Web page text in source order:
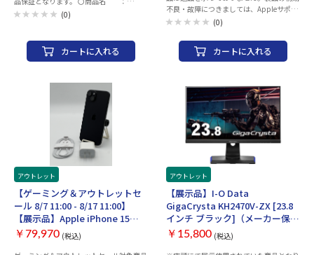
ァーを備えた、原音に忠実な6スピーカー
マイクアレイ キーボード Touch ID搭載
Magic Keyboard 発表時期(モデル) 2021年
143W電源アダプタ、電源コード
（2m）、USB-C - Lightningケーブル
致しかねます。 ・中古商品になりますので
目立たないキズ等ございます予めご了承く
態（キズの程度、OSバージョン等）があ
りますが、状態の確認のお問い合わせはお
よりますご返品は一切お受けできませんの
で、ご購入の際には必ずご希望の商品かど
うかの確認をお願い致します。 ・併売品に
つき、売り切れの際はご容赦ください。 ・
３０日間初期不具合保証、赤ロム保証を使
用する際は 納品書が必要となりますの
で大切に保管をお願い致します。
iPhone 16 Plus 128GB 〇カラー ：ピ
あり（使用時に見えなくなる程度） 〇発
送 ：注文確認後、2～3営業日以内
99％（2026年08月05日時点） 〇保
証 ：1_ご注文と異なる商品が届い
た場合、または商品に 欠
陥がある場合のみ商品到着から30日以内
にご連絡 頂いた場合ご対
応致します。 2_ご使用中
にネットワーク利用制限が発生した場合、
ご返金対応いたします。 〇
補足 ・以下の動作チェック済みとなりま
す。 ※動作確認項目 ・電源・アクティ
ベーションチェック ・WI-FI、Bluetooth
・スピーカー ・カメラ（外部、イン
カメラ、FaceID） ・液晶、タッチ操作
・OSアップデート（ios26以上） ・電
(0)
カートに入れる
不良・故障につきましては、Appleサポー
トセンターまでお問い合わせのほどお願い
せん。保証の際には、納品書（購入証明
書）が必要となりますので、大切に保管く
ださい。 AppleCareサービス＆サポート
期 Late 2020 〇ＣＰＵ
Apple M1チップ8コア 〇メモリ容量
8GB 〇画面サイズ 13.3 インチ 〇解像
度 WQXGA (2560x1600) 〇ディ
スプレイ Retinaディスプレイ 〇ストレ
ージ SSD：512GB（カスタマイズ）
〇ビデオチップ Apple M1チップ 7コア
GPU 16コアNeural Engine 〇その
他 Webカメラ Touch ID 〇ネット
ワーク 無線LAN
IEEE802.11a/b/g/n/ac/ax
Bluetooth Bluetooth 5.0
〇サイズ 304.1x16.1x212.4 mm
〇重量 1.29 kg ※パッケージに
(0)
カートに入れる
アウトレット
【ゲーミング＆アウトレットセ
ール 8/7 11:00 - 8/17 11:00】
【展示品】Apple iPhone 15
Plus 128GB ブラック SIMロック
無し 3M457J/A 付属品付き【30
￥79,970 (税込)
アウトレット
【展示品】I-O Data
GigaCrysta KH2470V-ZX [23.8
インチ ブラック]（メーカー保証
付き）
￥15,800 (税込)